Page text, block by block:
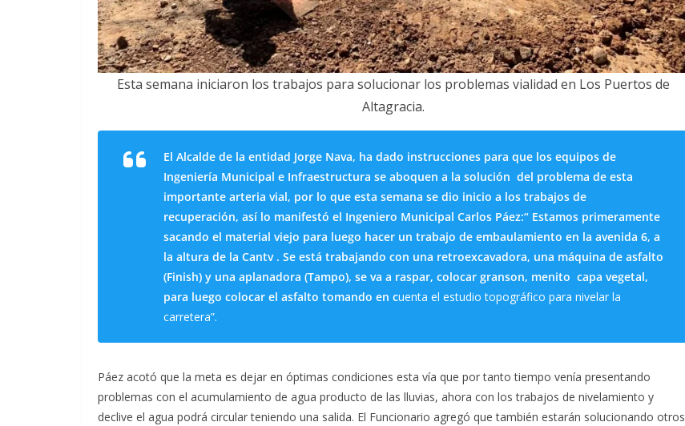
Esta semana iniciaron los trabajos para solucionar los problemas vialidad en Los Puertos de
Altagracia.
El Alcalde de la entidad Jorge Nava, ha dado instrucciones para que los equipos de
Ingeniería Municipal e Infraestructura se aboquen a la solución del problema de esta
importante arteria vial, por lo que esta semana se dio inicio a los trabajos de
recuperación, así lo manifestó el Ingeniero Municipal Carlos Páez:“ Estamos primeramente
sacando el material viejo para luego hacer un trabajo de embaulamiento en la avenida 6, a
la altura de la Cantv . Se está trabajando con una retroexcavadora, una máquina de asfalto
(Finish) y una aplanadora (Tampo), se va a raspar, colocar granson, menito capa vegetal,
para luego colocar el asfalto tomando en cuenta el estudio topográfico para nivelar la
carretera”.
Páez acotó que la meta es dejar en óptimas condiciones esta vía que por tanto tiempo venía presentando
problemas con el acumulamiento de agua producto de las lluvias, ahora con los trabajos de nivelamiento y
declive el agua podrá circular teniendo una salida. El Funcionario agregó que también estarán solucionando otros